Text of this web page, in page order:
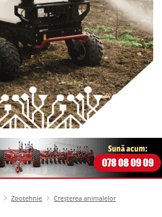
Zootehnie Creșterea animalelor